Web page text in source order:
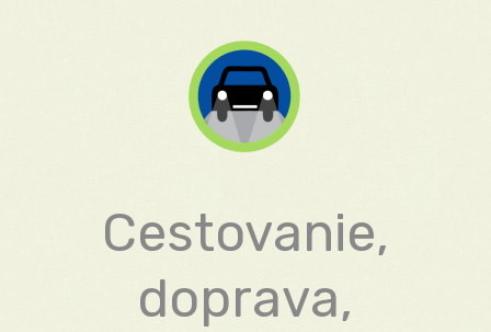
Cestovanie,
doprava,